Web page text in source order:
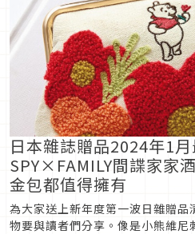
日本雜誌贈品2024年1月
SPY×FAMILY間諜家家
金包都值得擁有
為大家送上新年度第一波日雜贈
物要與讀者們分享。像是小熊維尼